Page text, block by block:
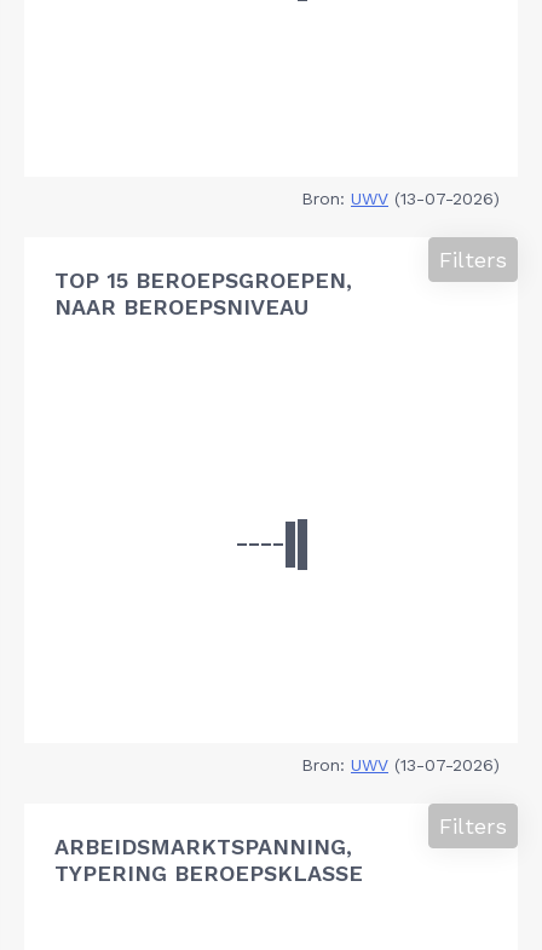
Bron: UWV (13-07-2026)
TOP 15 BEROEPSGROEPEN,
NAAR BEROEPSNIVEAU
Filters
Bron: UWV (13-07-2026)
ARBEIDSMARKTSPANNING,
TYPERING BEROEPSKLASSE
Filters